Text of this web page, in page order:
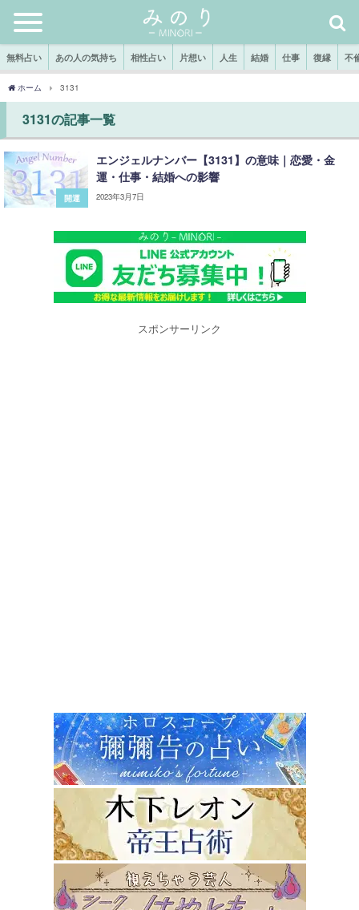
無料占い あの人の気持ち 相性占い 片想い 人生 結婚 仕事 復縁 不
ホーム 3131
3131の記事一覧
開運
エンジェルナンバー【3131】の意味｜恋愛・金
運・仕事・結婚への影響
2023年3月7日
スポンサーリンク